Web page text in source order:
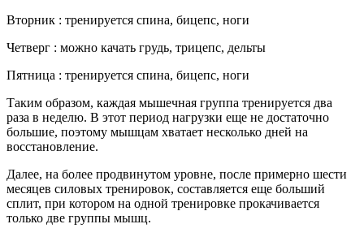
Вторник : тренируется спина, бицепс, ноги
Четверг : можно качать грудь, трицепс, дельты
Пятница : тренируется спина, бицепс, ноги
Таким образом, каждая мышечная группа тренируется два
раза в неделю. В этот период нагрузки еще не достаточно
большие, поэтому мышцам хватает несколько дней на
восстановление.
Далее, на более продвинутом уровне, после примерно шести
месяцев силовых тренировок, составляется еще больший
сплит, при котором на одной тренировке прокачивается
только две группы мышц.